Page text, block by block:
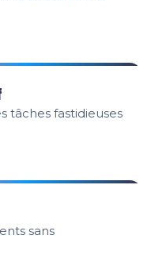
tâches fastidieuses
sans